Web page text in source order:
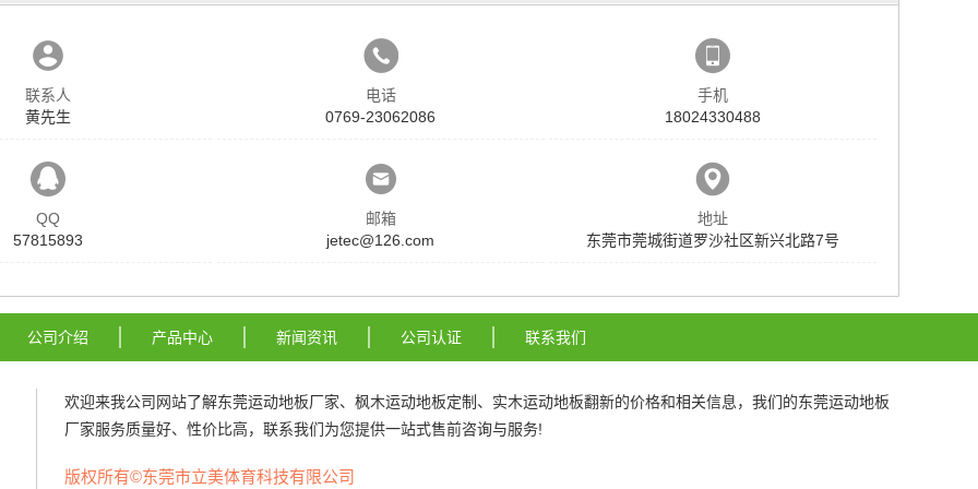
联系人
黄先生
电话
0769-23062086
手机
18024330488
QQ
57815893
邮箱
jetec@126.com
地址
东莞市莞城街道罗沙社区新兴北路7号
公司介绍 产品中心 新闻资讯 公司认证 联系我们
欢迎来我公司网站了解东莞运动地板厂家、 枫木运动地板定制 、 实木运动地板翻新的价格和相关信息，我们的东莞运动地板
厂家服务质量好、性价比高，联系我们为您提供一站式售前咨询与服务!
版权所有©东莞市立美体育科技有限公司